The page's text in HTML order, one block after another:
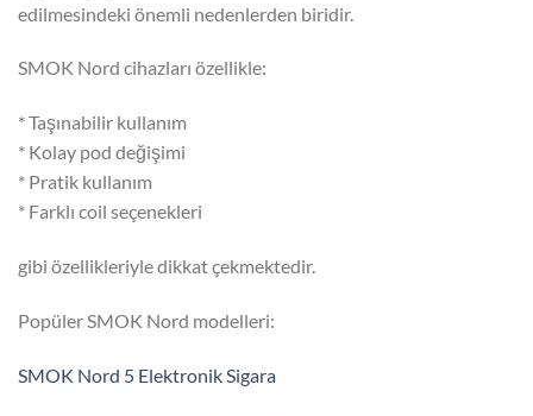
edilmesindeki önemli nedenlerden biridir.
SMOK Nord cihazları özellikle:
* Taşınabilir kullanım
* Kolay pod değişimi
* Pratik kullanım
* Farklı coil seçenekleri
gibi özellikleriyle dikkat çekmektedir.
Popüler SMOK Nord modelleri:
SMOK Nord 5 Elektronik Sigara